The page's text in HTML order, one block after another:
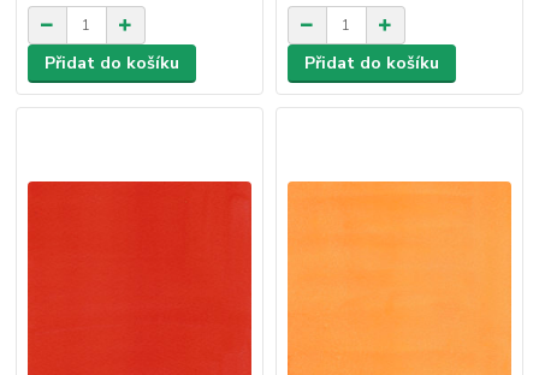
Přidat do košíku Přidat do košíku